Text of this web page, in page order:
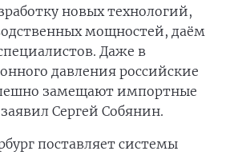
новых технологий,
мощностей, даём
Даже в
давления российские
замещают импортные
Сергей Собянин.
поставляет системы